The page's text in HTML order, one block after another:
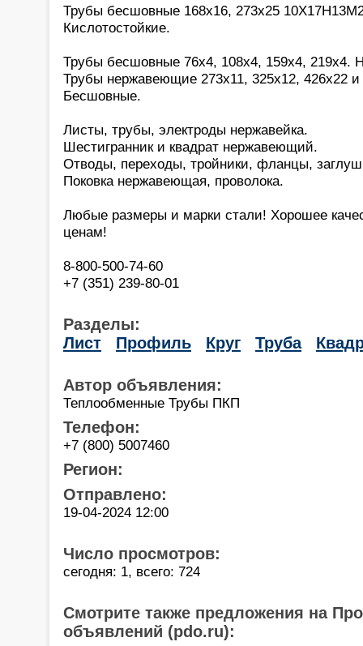
Трубы бесшовные 168х16, 273х25
Кислотостойкие.
Трубы бесшовные 76х4, 108х4, 159х4, 219х4.
Трубы нержавеющие 273х11, 325х12, 426х22 и
Бесшовные.
Листы, трубы, электроды нержавейка.
Шестигранник и квадрат нержавеющий.
Отводы, переходы, тройники, фланцы,
Поковка нержавеющая, проволока.
Любые размеры и марки стали! Хорошее
ценам!
8-800-500-74-60
+7 (351) 239-80-01
Разделы:
Лист
Профиль Круг Труба
Автор объявления:
Теплообменные Трубы ПКП
Телефон:
+7 (800) 5007460
Регион:
Отправлено:
19-04-2024 12:00
Число просмотров:
сегодня: 1, всего: 724
Смотрите также предложения на
объявлений (pdo.ru):